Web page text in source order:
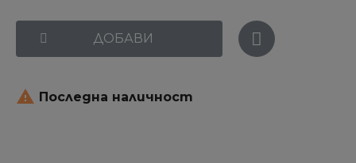
ДОБАВИ
 Последна наличност